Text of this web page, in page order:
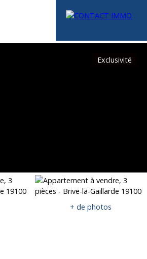
Espace vendeur Estimation
Exclusivité
+ de photos